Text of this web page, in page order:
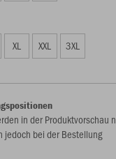
XL XXL 3XL
in der Produktvorschau
jedoch bei der Bestellung